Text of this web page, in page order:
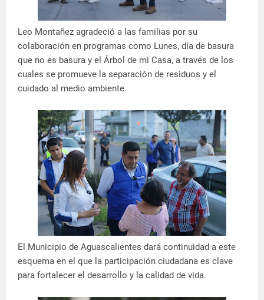
Leo Montañez agradeció a las familias por su
colaboración en programas como Lunes, día de basura
que no es basura y el Árbol de mi Casa, a través de los
cuales se promueve la separación de residuos y el
cuidado al medio ambiente.
El Municipio de Aguascalientes dará continuidad a este
esquema en el que la participación ciudadana es clave
para fortalecer el desarrollo y la calidad de vida.